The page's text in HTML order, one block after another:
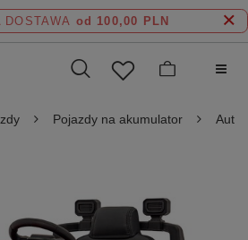
DOSTAWA od 100,00 PLN
Pojazdy na akumulator Auta